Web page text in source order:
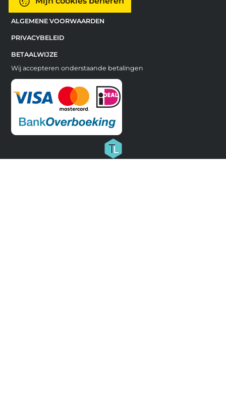
ALGEMENE VOORWAARDEN
PRIVACYBELEID
BETAALWIJZE
Wij accepteren onderstaande betalingen